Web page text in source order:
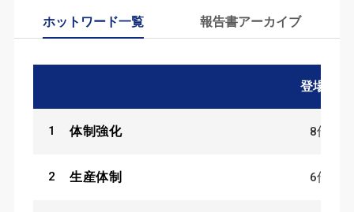
ホットワード一覧 報告書アーカイブ
登場数
1 体制強化 8件
2 生産体制 6件